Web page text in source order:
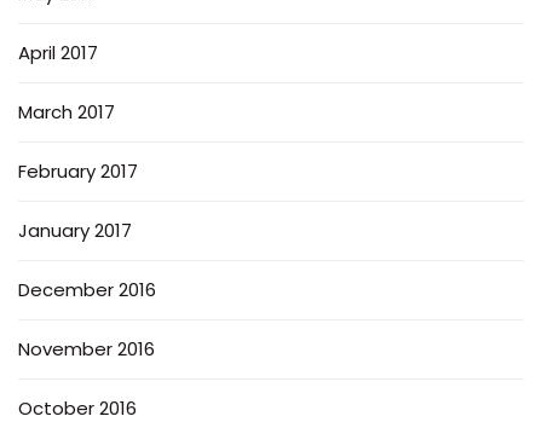
April 2017
March 2017
February 2017
January 2017
December 2016
November 2016
October 2016